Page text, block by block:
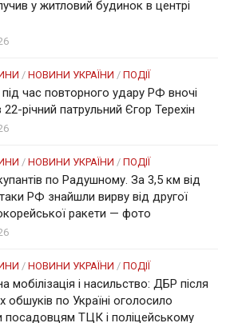
у житловий будинок в центрі
/ НОВИНИ УКРАЇНИ / ПОДІЇ
під час повторного удару РФ вночі
22-річний патрульний Єгор Терехін
/ НОВИНИ УКРАЇНИ / ПОДІЇ
по Радушному. За 3,5 км від
РФ знайшли вирву від другої
ракети — фото
/ НОВИНИ УКРАЇНИ / ПОДІЇ
мобілізація і насильство: ДБР після
обшуків по Україні оголосило
посадовцям ТЦК і поліцейському